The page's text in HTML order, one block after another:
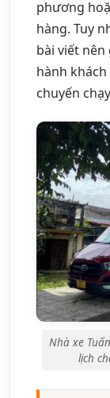
phương
hàng. Tuy
bài viết
hành
chuyến
Nhà xe
lịch